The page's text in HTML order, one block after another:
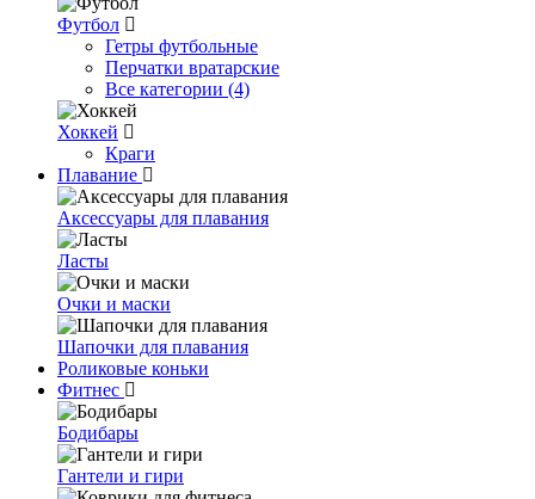
Футбол
Гетры футбольные
Перчатки вратарские
Все категории (4)
Хоккей
Краги
Плавание
Аксессуары для плавания
Ласты
Очки и маски
Шапочки для плавания
Роликовые коньки
Фитнес
Бодибары
Гантели и гири